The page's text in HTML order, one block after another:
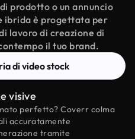
prodotto o un annuncio
ibrida è progettata per
lavoro di creazione di
il tuo brand.
di video stock
visive
perfetto? Coverr colma
accuratamente
tramite